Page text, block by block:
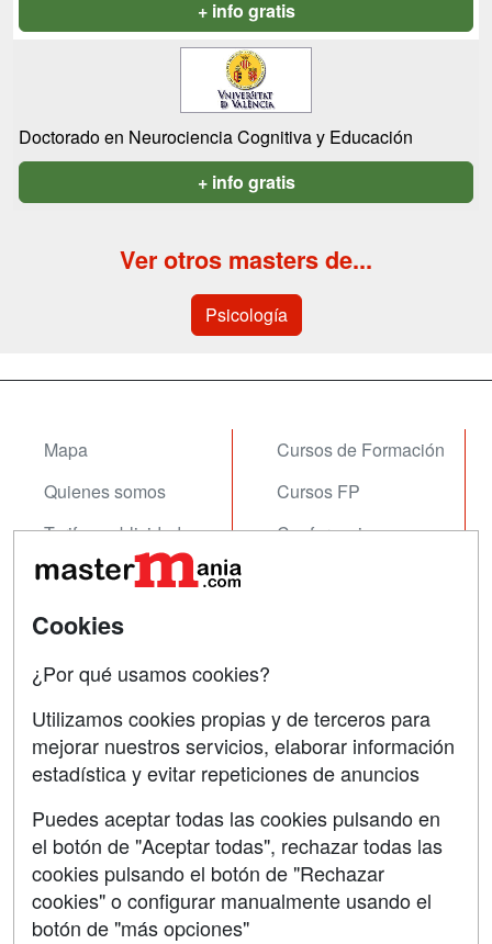
+ info gratis
Doctorado en Neurociencia Cognitiva y Educación
+ info gratis
Ver otros masters de...
Psicología
Mapa
Quienes somos
Tarifas publicidad
Acceso Usuarios
Acceso Centros
Cursos de Formación
Cursos FP
Conferencias
Contactar
Confidencialidad
Aviso legal
Copyleft
Cookies
¿Por qué usamos cookies?
Utilizamos cookies propias y de terceros para
mejorar nuestros servicios, elaborar información
estadística y evitar repeticiones de anuncios
Puedes aceptar todas las cookies pulsando en
el botón de "Aceptar todas", rechazar todas las
cookies pulsando el botón de "Rechazar
cookies" o configurar manualmente usando el
botón de "más opciones"